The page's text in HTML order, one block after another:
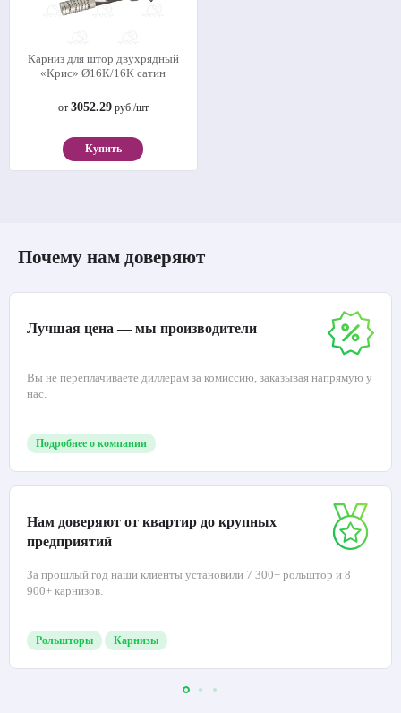
Карниз для штор двухрядный
«Крис» Ø16К/16К сатин
от 3052.29руб./шт
Купить
Почему нам доверяют
Лучшая цена — мы производители
Вы не переплачиваете диллерам за комиссию, заказывая напрямую у
нас.
Подробнее о компании
Нам доверяют от квартир до крупных
предприятий
За прошлый год наши клиенты установили 7 300+ рольштор и 8
900+ карнизов.
Рольшторы Карнизы